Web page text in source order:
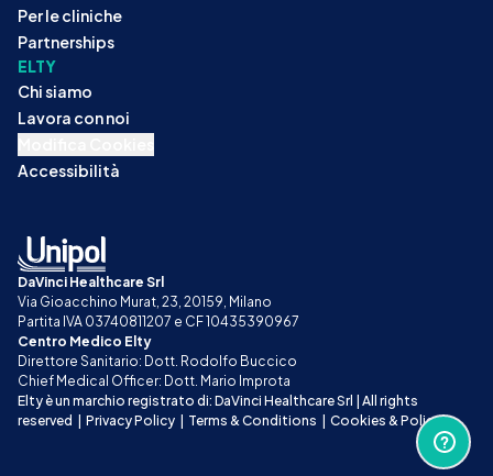
Per le cliniche
Partnerships
ELTY
Chi siamo
Lavora con noi
Accessibilità
DaVinci Healthcare Srl
Via Gioacchino Murat, 23, 20159, Milano
Partita IVA 03740811207 e CF 10435390967
Centro Medico Elty
Direttore Sanitario: Dott. Rodolfo Buccico
Chief Medical Officer: Dott. Mario Improta
Elty è un marchio registrato di: DaVinci Healthcare Srl | All rights
reserved | Privacy Policy | Terms & Conditions | Cookies & Policy